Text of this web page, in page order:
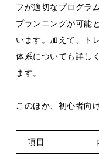
フが適切なプログラ
プランニングが可能
います。加えて、ト
体系についても詳し
ます。
このほか、初心者向
項目